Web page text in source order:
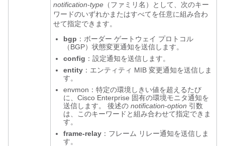
notification-type （ファミリ名）として、次のキー
ワードのいずれかまたはすべてを任意に組み合わ
せて指定できます。
bgp ：ボーダー ゲートウェイ プロトコル
（BGP）状態変更通知を送信します。
config ：設定通知を送信します。
entity ：エンティティ MIB 変更通知を送信しま
す。
envmon：特定の環境しきい値を超えるたび
に、Cisco Enterprise 固有の環境モニタ通知を
送信します。 後述の notification-option 引数
は、このキーワードと組み合わせて指定できま
す。
frame-relay ：フレーム リレー通知を送信しま
す。